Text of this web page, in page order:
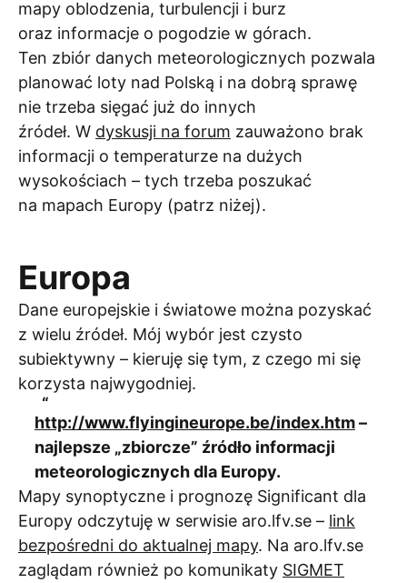
mapy oblodzenia, turbulencji i burz
oraz informacje o pogodzie w górach.
Ten zbiór danych meteorologicznych pozwala
planować loty nad Polską i na dobrą sprawę
nie trzeba sięgać już do innych
źródeł. W dyskusji na forum zauważono brak
informacji o temperaturze na dużych
wysokościach – tych trzeba poszukać
na mapach Europy (patrz niżej).
Europa
Dane europejskie i światowe można pozyskać
z wielu źródeł. Mój wybór jest czysto
subiektywny – kieruję się tym, z czego mi się
korzysta najwygodniej.
http://www.flyingineurope.be/index.htm–
najlepsze „zbiorcze” źródło informacji
meteorologicznych dla Europy.
Mapy synoptyczne i prognozę Significant dla
Europy odczytuję w serwisie aro.lfv.se – link
bezpośredni do aktualnej mapy. Na aro.lfv.se
zaglądam również po komunikaty SIGMET